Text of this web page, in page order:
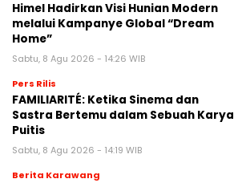
Himel Hadirkan Visi Hunian Modern
melalui Kampanye Global “Dream
Home”
Sabtu, 8 Agu 2026 - 14:26 WIB
Pers Rilis
FAMILIARITÉ: Ketika Sinema dan
Sastra Bertemu dalam Sebuah Karya
Puitis
Sabtu, 8 Agu 2026 - 14:19 WIB
Berita Karawang